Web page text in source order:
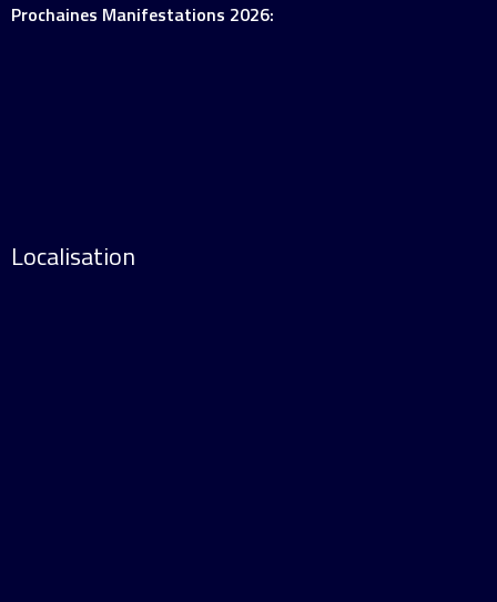
Prochaines Manifestations 2026:
Localisation